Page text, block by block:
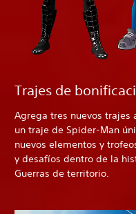
Trajes de
Agrega tres nuevos trajes
un traje de Spider-Man
nuevos elementos y
y desafíos dentro de la
Guerras de territorio.